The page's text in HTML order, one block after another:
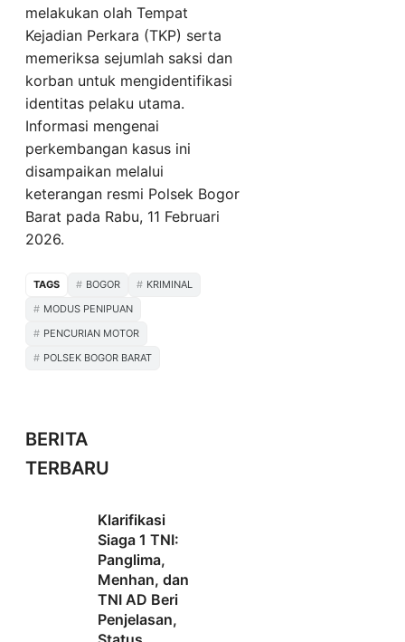
melakukan olah Tempat
Kejadian Perkara (TKP) serta
memeriksa sejumlah saksi dan
korban untuk mengidentifikasi
identitas pelaku utama.
Informasi mengenai
perkembangan kasus ini
disampaikan melalui
keterangan resmi Polsek Bogor
Barat pada Rabu, 11 Februari
2026.
TAGS BOGOR
KRIMINAL
MODUS PENIPUAN
PENCURIAN MOTOR
POLSEK BOGOR BARAT
BERITA
TERBARU
Klarifikasi
Siaga 1 TNI:
Panglima,
Menhan, dan
TNI AD Beri
Penjelasan,